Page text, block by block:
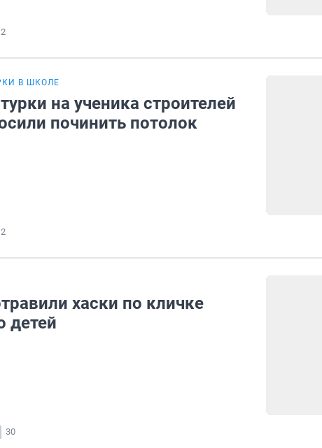
2
В ШКОЛЕ
на ученика строителей
починить потолок
2
хаски по кличке
детей
30